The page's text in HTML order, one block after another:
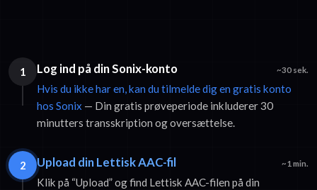
1 Log ind på din Sonix-konto ~30 sek.
Hvis du ikke har en, kan du tilmelde dig en gratis konto
hos Sonix — Din gratis prøveperiode inkluderer 30
minutters transskription og oversættelse.
2 Upload din Lettisk AAC-fil ~1 min.
Klik på “Upload” og find Lettisk AAC-filen på din